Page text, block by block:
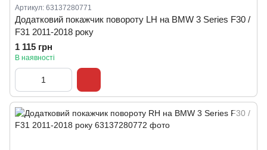
Артикул: 63137280771
Додатковий покажчик повороту LH на BMW 3 Series F30 /
F31 2011-2018 року
1 115 грн
В наявності